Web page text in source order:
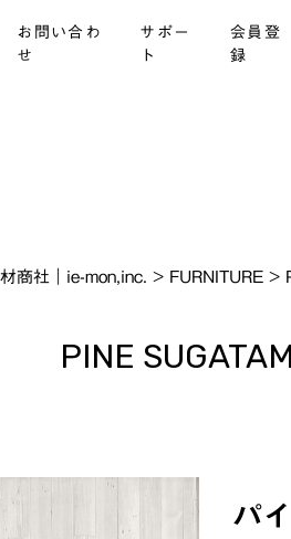
お問い合わ
せ
サポー
ト
会員登
録
商社｜ie-mon,inc. > FURNITURE >
PINE
パ